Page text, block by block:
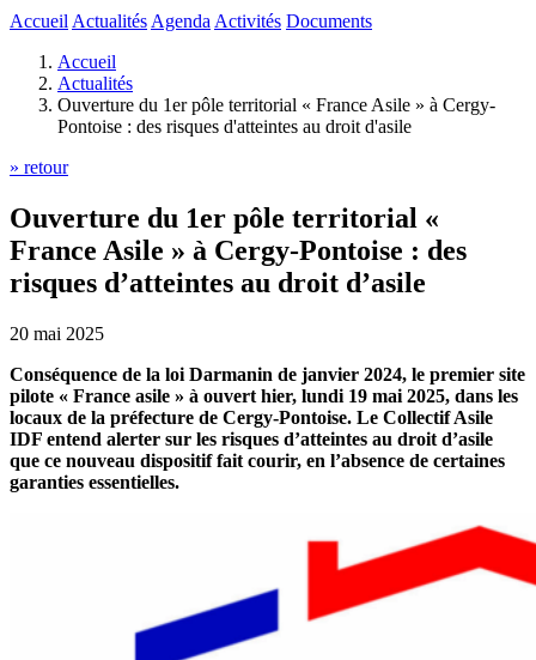
Accueil Actualités Agenda Activités Documents
Accueil
Actualités
Ouverture du 1er pôle territorial « France Asile » à Cergy-
Pontoise : des risques d'atteintes au droit d'asile
» retour
Ouverture du 1er pôle territorial «
France Asile » à Cergy-Pontoise : des
risques d’atteintes au droit d’asile
20 mai 2025
Conséquence de la loi Darmanin de janvier 2024, le premier site
pilote « France asile » à ouvert hier, lundi 19 mai 2025, dans les
locaux de la préfecture de Cergy-Pontoise. Le Collectif Asile
IDF entend alerter sur les risques d’atteintes au droit d’asile
que ce nouveau dispositif fait courir, en l’absence de certaines
garanties essentielles.